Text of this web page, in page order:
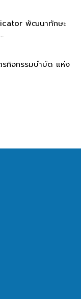
พัฒนาทักษะ
กิจกรรมบำบัด แห่ง